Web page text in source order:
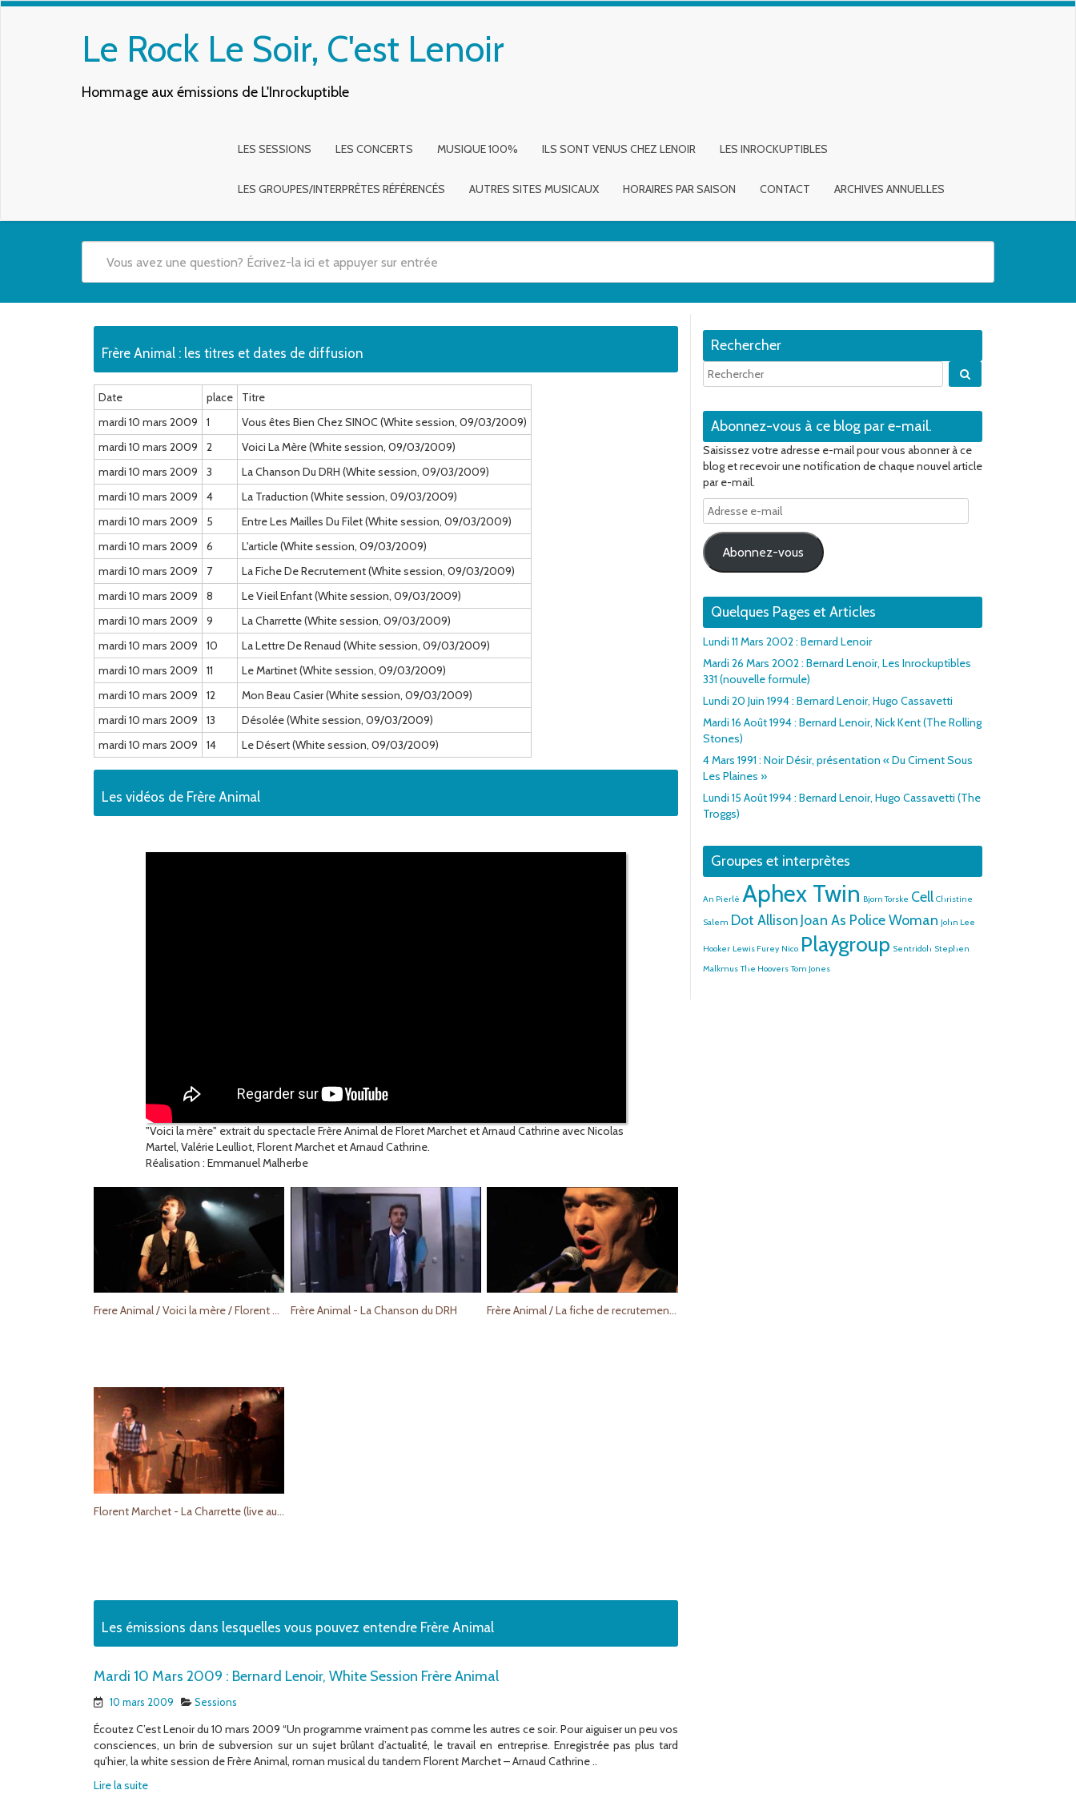
Le Rock Le Soir, C'est Lenoir
Hommage aux émissions de L'Inrockuptible
LES SESSIONS LES CONCERTS MUSIQUE 100% ILS SONT VENUS CHEZ LENOIR LES INROCKUPTIBLES
LES GROUPES/INTERPRÈTES RÉFÉRENCÉS AUTRES SITES MUSICAUX HORAIRES PAR SAISON CONTACT ARCHIVES ANNUELLES
Frère Animal : les titres et dates de diffusion
Date place
Titre
mardi 10 mars 2009
1
Vous êtes Bien Chez SINOC (White session, 09/03/2009)
mardi 10 mars 2009
2
Voici La Mère (White session, 09/03/2009)
mardi 10 mars 2009
3
La Chanson Du DRH (White session, 09/03/2009)
mardi 10 mars 2009
4
La Traduction (White session, 09/03/2009)
mardi 10 mars 2009
5
Entre Les Mailles Du Filet (White session, 09/03/2009)
mardi 10 mars 2009
6
L'article (White session, 09/03/2009)
mardi 10 mars 2009
7
La Fiche De Recrutement (White session, 09/03/2009)
mardi 10 mars 2009
8
Le Vieil Enfant (White session, 09/03/2009)
mardi 10 mars 2009
9
La Charrette (White session, 09/03/2009)
mardi 10 mars 2009
10
La Lettre De Renaud (White session, 09/03/2009)
mardi 10 mars 2009
11
Le Martinet (White session, 09/03/2009)
mardi 10 mars 2009
12
Mon Beau Casier (White session, 09/03/2009)
mardi 10 mars 2009
13
Désolée (White session, 09/03/2009)
mardi 10 mars 2009
14 Le Désert (White session, 09/03/2009)
Les vidéos de Frère Animal
"Voici la mère" extrait du spectacle Frère Animal de Floret Marchet et Arnaud Cathrine avec Nicolas
Martel, Valérie Leulliot, Florent Marchet et Arnaud Cathrine.
Réalisation : Emmanuel Malherbe
Frere Animal / Voici la mère / Florent Marchet Frère Animal - La Chanson du DRH Frère Animal / La fiche de recrutement / Nicolas Martel / Florent Marchet
Florent Marchet - La Charrette (live au Café de la Danse 2010)
Les émissions dans lesquelles vous pouvez entendre Frère Animal
Mardi 10 Mars 2009 : Bernard Lenoir, White Session Frère Animal
10 mars 2009 Sessions
Écoutez C’est Lenoir du 10 mars 2009 “Un programme vraiment pas comme les autres ce soir. Pour aiguiser un peu vos
consciences, un brin de subversion sur un sujet brûlant d’actualité, le travail en entreprise. Enregistrée pas plus tard
qu’hier, la white session de Frère Animal, roman musical du tandem Florent Marchet – Arnaud Cathrine ..
Lire la suite
Rechercher
Abonnez-vous à ce blog par e-mail.
Saisissez votre adresse e-mail pour vous abonner à ce
blog et recevoir une notification de chaque nouvel article
par e-mail.
Adresse
e-
mail
Abonnez-vous
Quelques Pages et Articles
Lundi 11 Mars 2002 : Bernard Lenoir
Mardi 26 Mars 2002 : Bernard Lenoir, Les Inrockuptibles
331 (nouvelle formule)
Lundi 20 Juin 1994 : Bernard Lenoir, Hugo Cassavetti
Mardi 16 Août 1994 : Bernard Lenoir, Nick Kent (The Rolling
Stones)
4 Mars 1991 : Noir Désir, présentation « Du Ciment Sous
Les Plaines »
Lundi 15 Août 1994 : Bernard Lenoir, Hugo Cassavetti (The
Troggs)
Groupes et interprètes
An Pierlé Aphex Twin Bjorn Torske Cell Christine
Salem Dot Allison Joan As Police Woman John Lee
Hooker Lewis Furey Nico Playgroup Sentridoh Stephen
Malkmus The Hoovers Tom Jones